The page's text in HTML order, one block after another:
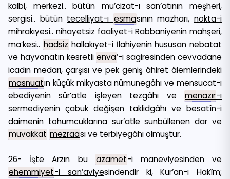
kalbi, merkezi.. bütün mu’cizat-ı san’atının meşheri,
sergisi.. bütün tecelliyat-ı esmasının mazharı,nokta-i
mihrakıyesi.. nihayetsiz faaliyet-i Rabbaniyenin mahşeri,
ma’kesi.. hadsiz hallakıyet-i İlahiyenin hususan nebatat
ve hayvanatın kesretli enva’-ı sagiresindencevvadane
icadın medarı, çarşısı ve pek geniş âhiret âlemlerindeki
masnuatın küçük mikyasta nümunegâhı ve mensucat-ı
ebediyenin sür’atle işleyen tezgâhı ve menazır-ı
sermediyenin çabuk değişen taklidgâhı ve besatîn-i
daimenin tohumcuklarına sür’atle sünbüllenen dar ve
muvakkat mezraası ve terbiyegâhı olmuştur.
26- İşte Arzın bu azamet-i maneviyesinden ve
ehemmiyet-i san’aviyesindendir ki, Kur’an-ı Hakîm;